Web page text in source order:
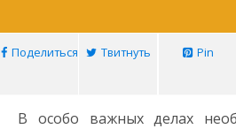
Поделиться Твитнуть Pin
В особо важных делах